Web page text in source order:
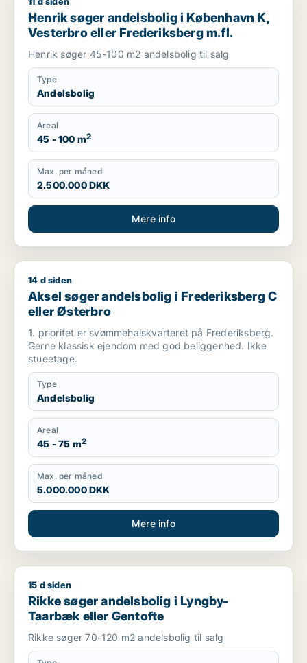
Henrik søger andelsbolig i København K, Vesterbro eller
Henrik søger andelsbolig i København K,
Vesterbro eller Frederiksberg m.fl.
Henrik søger 45-100 m2 andelsbolig til salg
Type
Andelsbolig
Areal
45 - 100 m2
Max. per måned
2.500.000 DKK
Mere info
Aksel søger andelsbolig i Frederiksberg C eller Østerbro
14 d siden
Aksel søger andelsbolig i Frederiksberg C
eller Østerbro
1. prioritet er svømmehalskvarteret på Frederiksberg.
Gerne klassisk ejendom med god beliggenhed. Ikke
stueetage.
Type
Andelsbolig
Areal
45 - 75 m2
Max. per måned
5.000.000 DKK
Mere info
Rikke søger andelsbolig i Lyngby-Taarbæk eller Gentofte
15 d siden
Rikke søger andelsbolig i Lyngby-
Taarbæk eller Gentofte
Rikke søger 70-120 m2 andelsbolig til salg